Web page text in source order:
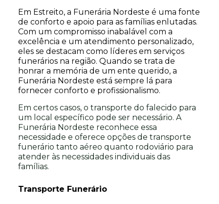
Em Estreito, a Funerária Nordeste é uma fonte
de conforto e apoio para as famílias enlutadas.
Com um compromisso inabalável com a
excelência e um atendimento personalizado,
eles se destacam como líderes em serviços
funerários na região. Quando se trata de
honrar a memória de um ente querido, a
Funerária Nordeste está sempre lá para
fornecer conforto e profissionalismo.
Em certos casos, o transporte do falecido para
um local específico pode ser necessário. A
Funerária Nordeste reconhece essa
necessidade e oferece opções de transporte
funerário tanto aéreo quanto rodoviário para
atender às necessidades individuais das
famílias.
Transporte Funerário